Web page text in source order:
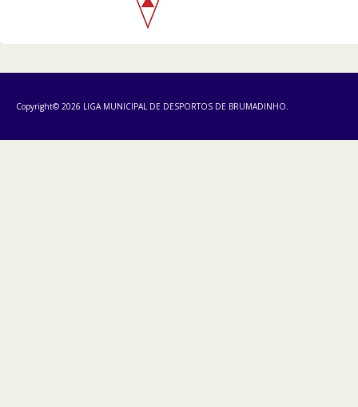
Copyright© 2026 LIGA MUNICIPAL DE DESPORTOS DE BRUMADINHO.